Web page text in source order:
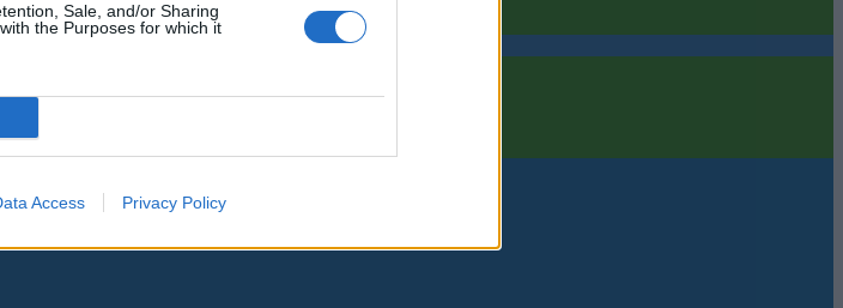
Sale, and/or Sharing
the Purposes for which it
Access Privacy Policy